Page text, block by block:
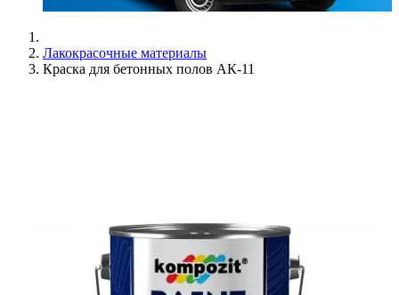
Лакокрасочные материалы
Краска для бетонных полов АК-11